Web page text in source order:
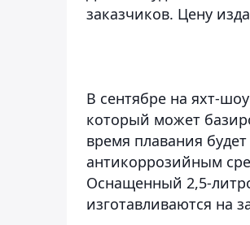
заказчиков. Цену
В сентябре на яхт-
который может
время плавания
антикоррозийным
Оснащенный 2,5-
изготавливаются на